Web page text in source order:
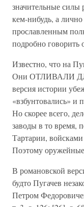
значительные силы
кем-нибудь, а
прославленным
подробно говорить
Известно, что на
Они ОТЛИВАЛИ
версия истории
«взбунтовались» и
Но скорее всего,
заводы в то время,
Тартарии,
Поэтому
В романовской
будто Пугачев
Петром